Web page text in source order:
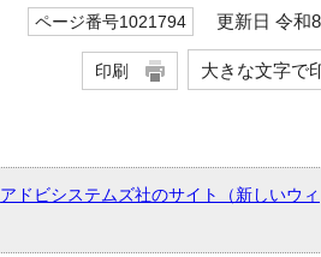
ページ番号1021794 更新日 令和8
印刷 大きな文字で
アドビシステムズ社のサイト（新しいウィ